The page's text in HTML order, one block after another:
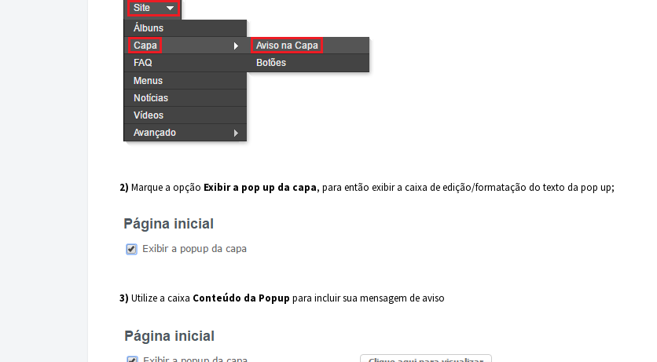
2) Marque a opção Exibir a pop up da capa, para então exibir a caixa de edição/formatação do texto da pop up;
3) Utilize a caixa Conteúdo da Popup para incluir sua mensagem de aviso